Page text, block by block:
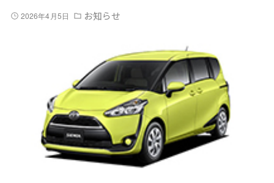
2026年4月5日 お知らせ